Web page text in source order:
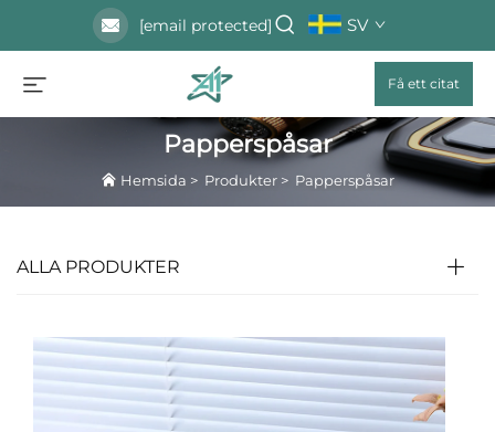
[email protected] SV
Få ett citat
Papperspåsar
Hemsida > Produkter > Papperspåsar
ALLA PRODUKTER